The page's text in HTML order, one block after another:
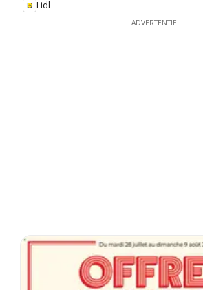
Lidl
ADVERTENTIE